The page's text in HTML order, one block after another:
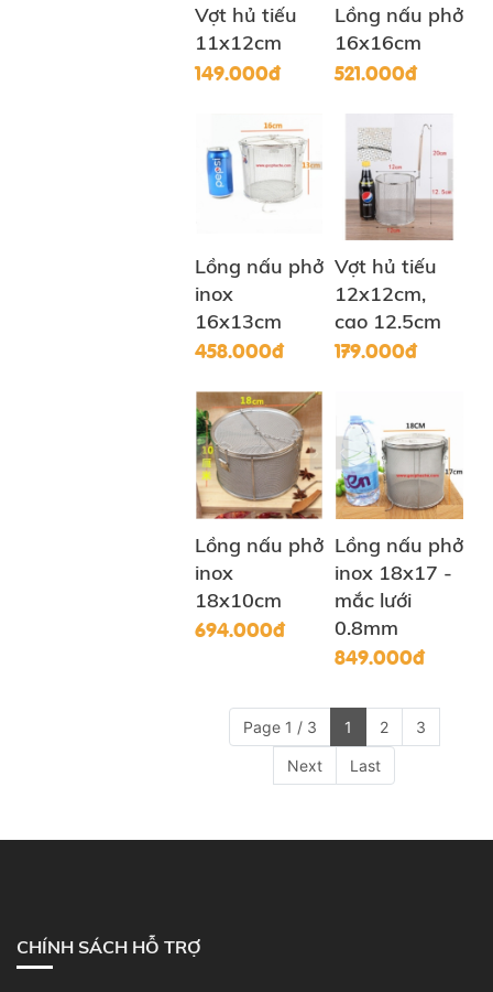
Vợt hủ tiếu
11x12cm
149.000đ
Lồng nấu phở
16x16cm
521.000đ
Lồng nấu phở
inox
16x13cm
458.000đ
Vợt hủ tiếu
12x12cm,
cao 12.5cm
179.000đ
Lồng nấu phở
inox
18x10cm
694.000đ
Lồng nấu phở
inox 18x17 -
mắc lưới
0.8mm
849.000đ
Page 1 / 3 1 2 3
Next Last
CHÍNH SÁCH HỖ TRỢ